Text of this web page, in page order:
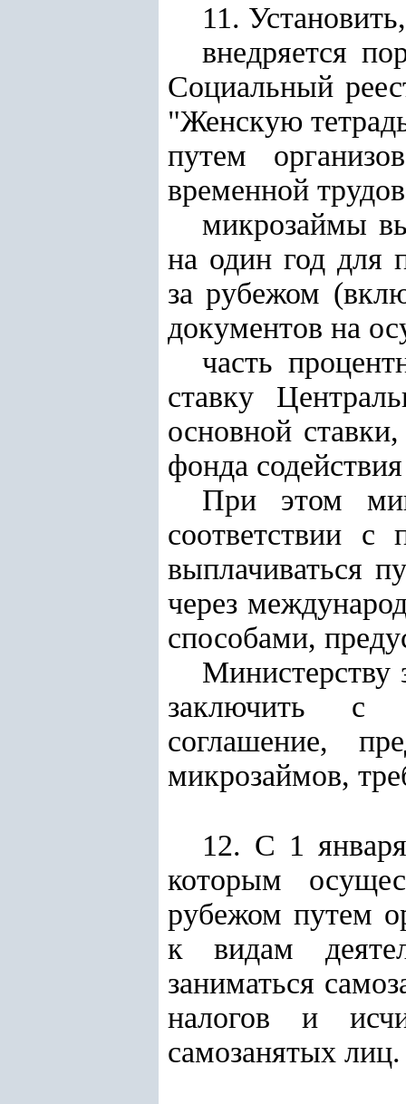
11.
внедряется
Социальный
"Женскую
путем
временной
микрозаймы
на один год для
за рубежом
документов на
часть
ставку
основной
фонда
При этом
соответствии с
выплачиваться
через
способами,
Министерству
заключить с
соглашение,
микрозаймов,
12. С 1
которым
рубежом путем
к видам
заниматься
налогов и
самозанятых лиц.